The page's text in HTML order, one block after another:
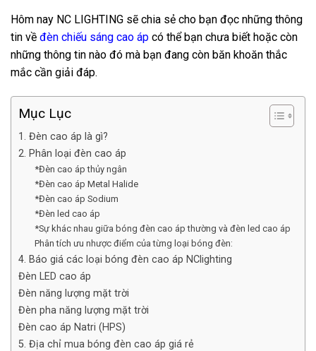
Hôm nay NC LIGHTING sẽ chia sẻ cho bạn đọc những thông
tin về đèn chiếu sáng cao áp có thể bạn chưa biết hoặc còn
những thông tin nào đó mà bạn đang còn băn khoăn thắc
mắc cần giải đáp.
Mục Lục
1. Đèn cao áp là gì?
2. Phân loại đèn cao áp
*Đèn cao áp thủy ngân
*Đèn cao áp Metal Halide
*Đèn cao áp Sodium
*Đèn led cao áp
*Sự khác nhau giữa bóng đèn cao áp thường và đèn led cao áp
Phân tích ưu nhược điểm của từng loại bóng đèn:
4. Báo giá các loại bóng đèn cao áp NClighting
Đèn LED cao áp
Đèn năng lượng mặt trời
Đèn pha năng lượng mặt trời
Đèn cao áp Natri (HPS)
5. Địa chỉ mua bóng đèn cao áp giá rẻ